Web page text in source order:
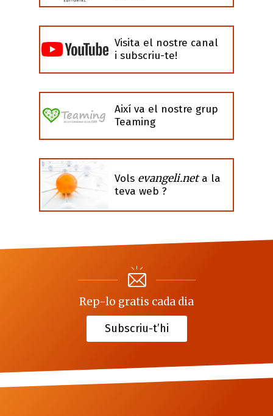
Visita el nostre canal
i subscriu-te!
Així va el nostre grup
Teaming
Vols evangeli.neta la
teva web ?
Rep-lo gratis cada dia
Subscriu-t’hi